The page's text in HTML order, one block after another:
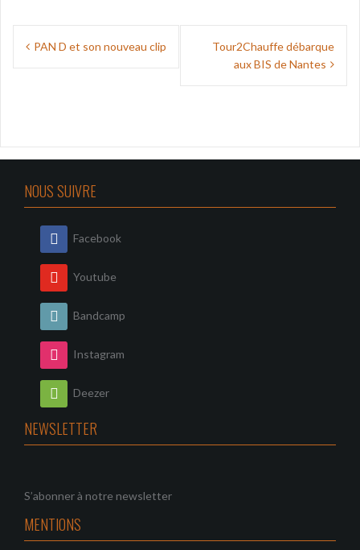
Navigation
PAN D et son nouveau clip
Tour2Chauffe débarque
aux BIS de Nantes
NOUS SUIVRE
Facebook
Youtube
Bandcamp
Instagram
Deezer
NEWSLETTER
S’abonner à notre newsletter
MENTIONS